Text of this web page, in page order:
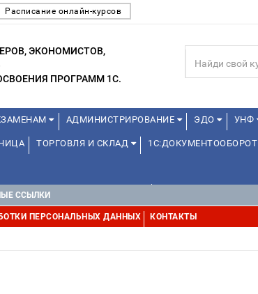
Расписание онлайн-курсов
ЭКОНОМИСТОВ,
ПРОГРАММ 1С.
АДМИНИСТРИРОВАНИЕ ЭДО УНФ
ТОРГОВЛЯ И СКЛАД 1С:ДОКУМЕНТООБОРОТ
ШКОЛЬНЫХ КУРСОВ
ПРОБЫ) 4-6 ЧАСОВ ОТ 12 ЛЕТ
ССЫЛКИ
ПЕРСОНАЛЬНЫХ ДАННЫХ КОНТАКТЫ